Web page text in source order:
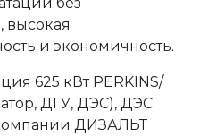
высокая
и экономичность.
625 кВт PERKINS/
ДГУ, ДЭС), ДЭС
ДИЗАЛЬТ